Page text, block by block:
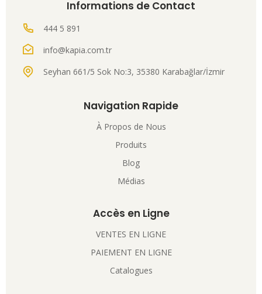
Informations de Contact
444 5 891
info@kapia.com.tr
Seyhan 661/5 Sok No:3, 35380 Karabağlar/İzmir
Navigation Rapide
À Propos de Nous
Produits
Blog
Médias
Accès en Ligne
VENTES EN LIGNE
PAIEMENT EN LIGNE
Catalogues